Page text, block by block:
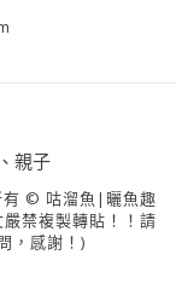
© 咕溜魚|曬魚趣
禁複製轉貼！！請
，感謝！)